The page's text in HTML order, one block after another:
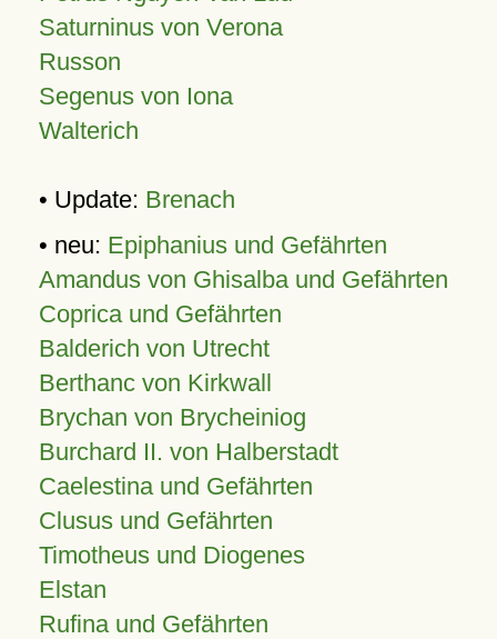
Saturninus von Verona
Russon
Segenus von Iona
Walterich
• Update: Brenach
• neu: Epiphanius und Gefährten
Amandus von Ghisalba und Gefährten
Coprica und Gefährten
Balderich von Utrecht
Berthanc von Kirkwall
Brychan von Brycheiniog
Burchard II. von Halberstadt
Caelestina und Gefährten
Clusus und Gefährten
Timotheus und Diogenes
Elstan
Rufina und Gefährten